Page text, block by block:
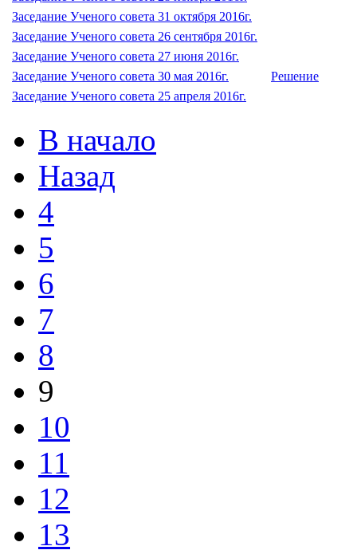
Заседание Ученого совета 31 октября 2016г.
Заседание Ученого совета 26 сентября 2016г.
Заседание Ученого совета 27 июня 2016г.
Заседание Ученого совета 30 мая 2016г.
Решение
Заседание Ученого совета 25 апреля 2016г.
В начало
Назад
4
5
6
7
8
9
10
11
12
13